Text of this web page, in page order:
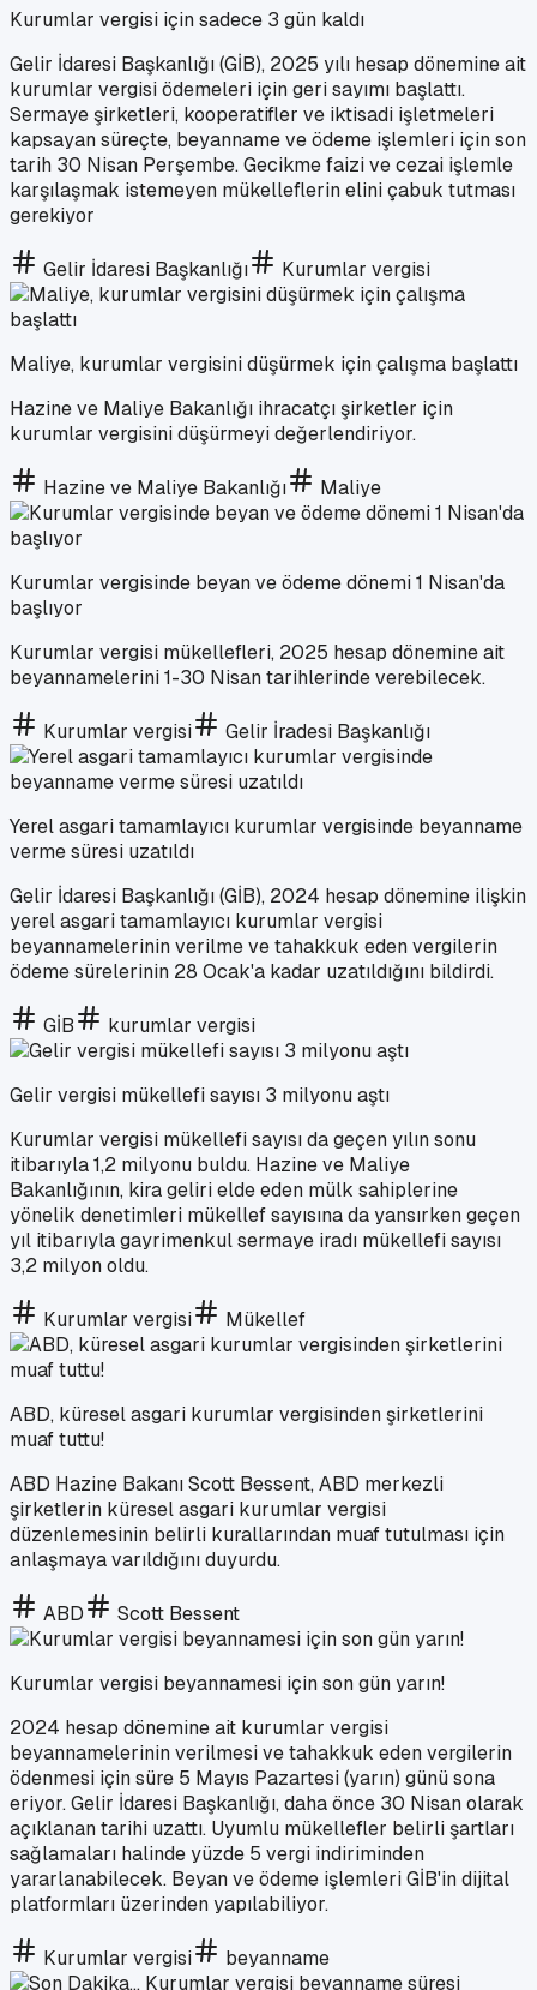
Kurumlar vergisi için sadece 3 gün kaldı
Gelir İdaresi Başkanlığı (GİB), 2025 yılı hesap dönemine ait
kurumlar vergisi ödemeleri için geri sayımı başlattı.
Sermaye şirketleri, kooperatifler ve iktisadi işletmeleri
kapsayan süreçte, beyanname ve ödeme işlemleri için son
tarih 30 Nisan Perşembe. Gecikme faizi ve cezai işlemle
karşılaşmak istemeyen mükelleflerin elini çabuk tutması
gerekiyor
Gelir İdaresi Başkanlığı Kurumlar vergisi
Maliye, kurumlar vergisini düşürmek için çalışma başlattı
Hazine ve Maliye Bakanlığı ihracatçı şirketler için
kurumlar vergisini düşürmeyi değerlendiriyor.
Hazine ve Maliye Bakanlığı Maliye
Kurumlar vergisinde beyan ve ödeme dönemi 1 Nisan'da
başlıyor
Kurumlar vergisi mükellefleri, 2025 hesap dönemine ait
beyannamelerini 1-30 Nisan tarihlerinde verebilecek.
Kurumlar vergisi Gelir İradesi Başkanlığı
Yerel asgari tamamlayıcı kurumlar vergisinde beyanname
verme süresi uzatıldı
Gelir İdaresi Başkanlığı (GİB), 2024 hesap dönemine ilişkin
yerel asgari tamamlayıcı kurumlar vergisi
beyannamelerinin verilme ve tahakkuk eden vergilerin
ödeme sürelerinin 28 Ocak'a kadar uzatıldığını bildirdi.
GİB kurumlar vergisi
Gelir vergisi mükellefi sayısı 3 milyonu aştı
Kurumlar vergisi mükellefi sayısı da geçen yılın sonu
itibarıyla 1,2 milyonu buldu. Hazine ve Maliye
Bakanlığının, kira geliri elde eden mülk sahiplerine
yönelik denetimleri mükellef sayısına da yansırken geçen
yıl itibarıyla gayrimenkul sermaye iradı mükellefi sayısı
3,2 milyon oldu.
Kurumlar vergisi Mükellef
ABD, küresel asgari kurumlar vergisinden şirketlerini
muaf tuttu!
ABD Hazine Bakanı Scott Bessent, ABD merkezli
şirketlerin küresel asgari kurumlar vergisi
düzenlemesinin belirli kurallarından muaf tutulması için
anlaşmaya varıldığını duyurdu.
ABD Scott Bessent
Kurumlar vergisi beyannamesi için son gün yarın!
2024 hesap dönemine ait kurumlar vergisi
beyannamelerinin verilmesi ve tahakkuk eden vergilerin
ödenmesi için süre 5 Mayıs Pazartesi (yarın) günü sona
eriyor. Gelir İdaresi Başkanlığı, daha önce 30 Nisan olarak
açıklanan tarihi uzattı. Uyumlu mükellefler belirli şartları
sağlamaları halinde yüzde 5 vergi indiriminden
yararlanabilecek. Beyan ve ödeme işlemleri GİB'in dijital
platformları üzerinden yapılabiliyor.
Kurumlar vergisi beyanname